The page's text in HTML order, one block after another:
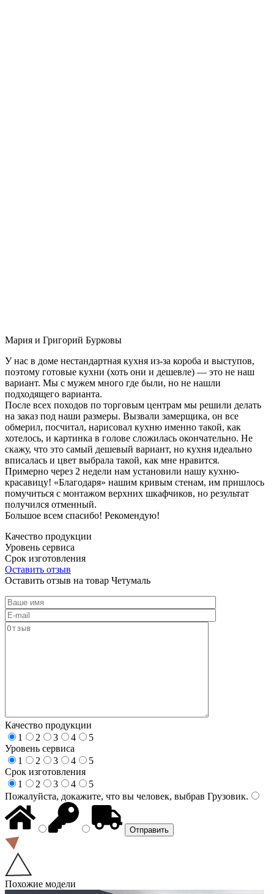
Мария и Григорий Бурковы
У нас в доме нестандартная кухня из-за короба и выступов,
поэтому готовые кухни (хоть они и дешевле) — это не наш
вариант. Мы с мужем много где были, но не нашли
подходящего варианта.
После всех походов по торговым центрам мы решили делать
на заказ под наши размеры. Вызвали замерщика, он все
обмерил, посчитал, нарисовал кухню именно такой, как
хотелось, и картинка в голове сложилась окончательно. Не
скажу, что это самый дешевый вариант, но кухня идеально
вписалась и цвет выбрала такой, как мне нравится.
Примерно через 2 недели нам установили нашу кухню-
красавицу! «Благодаря» нашим кривым стенам, им пришлось
помучиться с монтажом верхних шкафчиков, но результат
получился отменный.
Большое всем спасибо! Рекомендую!
Качество продукции
Уровень сервиса
Срок изготовления
Оставить отзыв
Оставить отзыв на товар Четумаль
Качество продукции
1
2 3 4
5
Уровень сервиса
1
2 3 4
5
Срок изготовления
1
2 3 4
5
Пожалуйста, докажите, что вы человек, выбрав Грузовик.
Похожие модели